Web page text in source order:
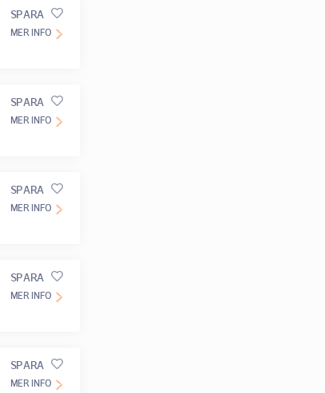
SPARA
MER INFO
SPARA
MER INFO
SPARA
MER INFO
SPARA
MER INFO
SPARA
MER INFO